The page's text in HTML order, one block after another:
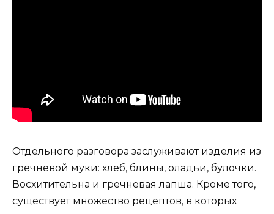
Отдельного разговора заслуживают изделия из
гречневой муки: хлеб, блины, оладьи, булочки.
Восхитительна и гречневая лапша. Кроме того,
существует множество рецептов, в которых